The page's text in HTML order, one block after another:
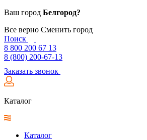
Ваш город Белгород?
Все верно Сменить город
Поиск
8 800 200 67 13
8 (800) 200-67-13
Заказать звонок
Каталог
Каталог